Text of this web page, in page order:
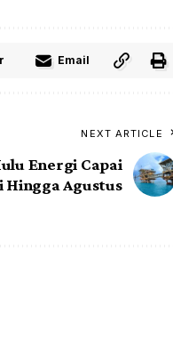
Email
NEXT ARTICLE
Energi Capai
Hingga Agustus